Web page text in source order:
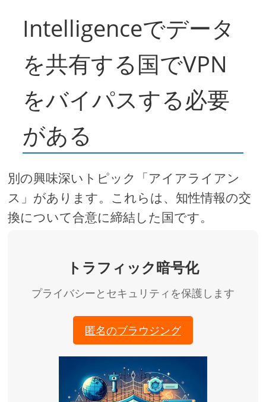
Intelligenceでデータ
を共有する国でVPN
をバイパスする必要
がある
別の興味深いトピック「アイアライアン
ス」があります。これらは、知性情報の交
換について合意に締結した国です。
トラフィック暗号化
プライバシーとセキュリティを保護します
匿名のブラウジング